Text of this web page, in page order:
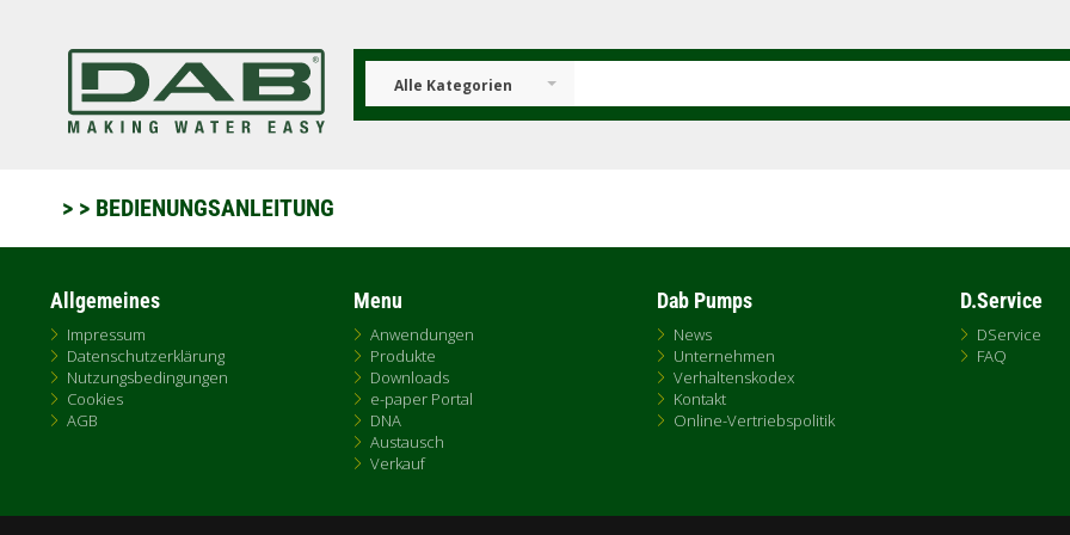
Alle Kategorien
> > BEDIENUNGSANLEITUNG
Allgemeines
Impressum
Datenschutzerklärung
Nutzungsbedingungen
Cookies
AGB
Menu
Anwendungen
Produkte
Downloads
e-paper Portal
DNA
Austausch
Verkauf
Dab Pumps
News
Unternehmen
Verhaltenskodex
Kontakt
Online-Vertriebspolitik
D.Service
DService
FAQ